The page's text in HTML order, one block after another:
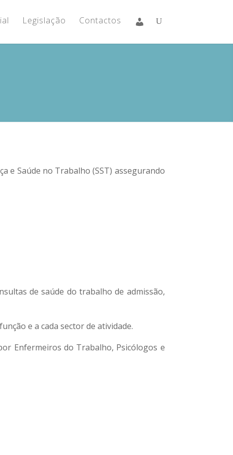
Legislação Contactos
e Saúde no Trabalho (SST) assegurando
de saúde do trabalho de admissão,
e a cada sector de atividade.
Enfermeiros do Trabalho, Psicólogos e